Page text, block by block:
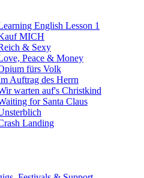
English Lesson 1
MICH
& Sexy
Peace & Money
fürs Volk
Auftrag des Herrn
warten auf's Christkind
for Santa Claus
Landing